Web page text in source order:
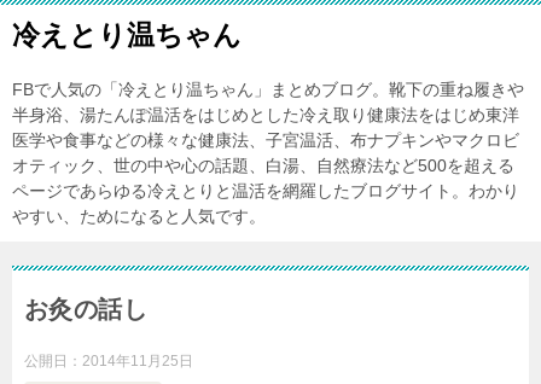
冷えとり温ちゃん
FBで人気の「冷えとり温ちゃん」まとめブログ。靴下の重ね履きや
半身浴、湯たんぽ温活をはじめとした冷え取り健康法をはじめ東洋
医学や食事などの様々な健康法、子宮温活、布ナプキンやマクロビ
オティック、世の中や心の話題、白湯、自然療法など500を超える
ページであらゆる冷えとりと温活を網羅したブログサイト。わかり
やすい、ためになると人気です。
お灸の話し
公開日： 2014年11月25日